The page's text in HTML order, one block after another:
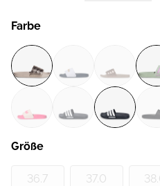
Farbe
Größe
36.7 37.0